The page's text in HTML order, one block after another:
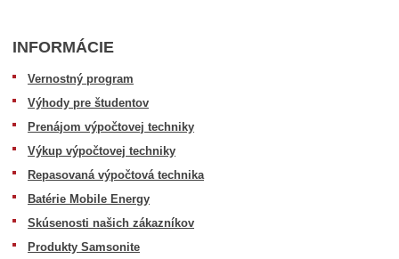
INFORMÁCIE
Vernostný program
Výhody pre študentov
Prenájom výpočtovej techniky
Výkup výpočtovej techniky
Repasovaná výpočtová technika
Batérie Mobile Energy
Skúsenosti našich zákazníkov
Produkty Samsonite